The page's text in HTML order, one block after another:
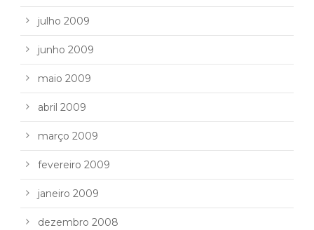
julho 2009
junho 2009
maio 2009
abril 2009
março 2009
fevereiro 2009
janeiro 2009
dezembro 2008